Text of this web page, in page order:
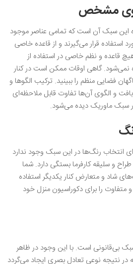
‌مشخص
این سبک آن است که تمامی عناصر موجود
استفاده قرار می‌گیرند و از قاعده خاصی
قاعده و نظم خاصی در استفاده از
گاهی اوقات ممکن است در کنار
فضایی منظم را ببینید. ترکیب الگوها و
بافت و الگوی آن‌ها تفاوت قابل ملاحظه‌ای
سبک ماوریک دیده می‌شود.
انتخاب رنگ‌ها در این سبک وجود ندارد
و سلیقه کارفرما بستگی دارد. شما
شاد و متعارض کنار یکدیگر استفاده
را برای دکوراسیون منزل خود
بی‌قانونی است. با این وجود در ظاهر
نتیجه نوعی تعادل بصری ایجاد می‌گردد